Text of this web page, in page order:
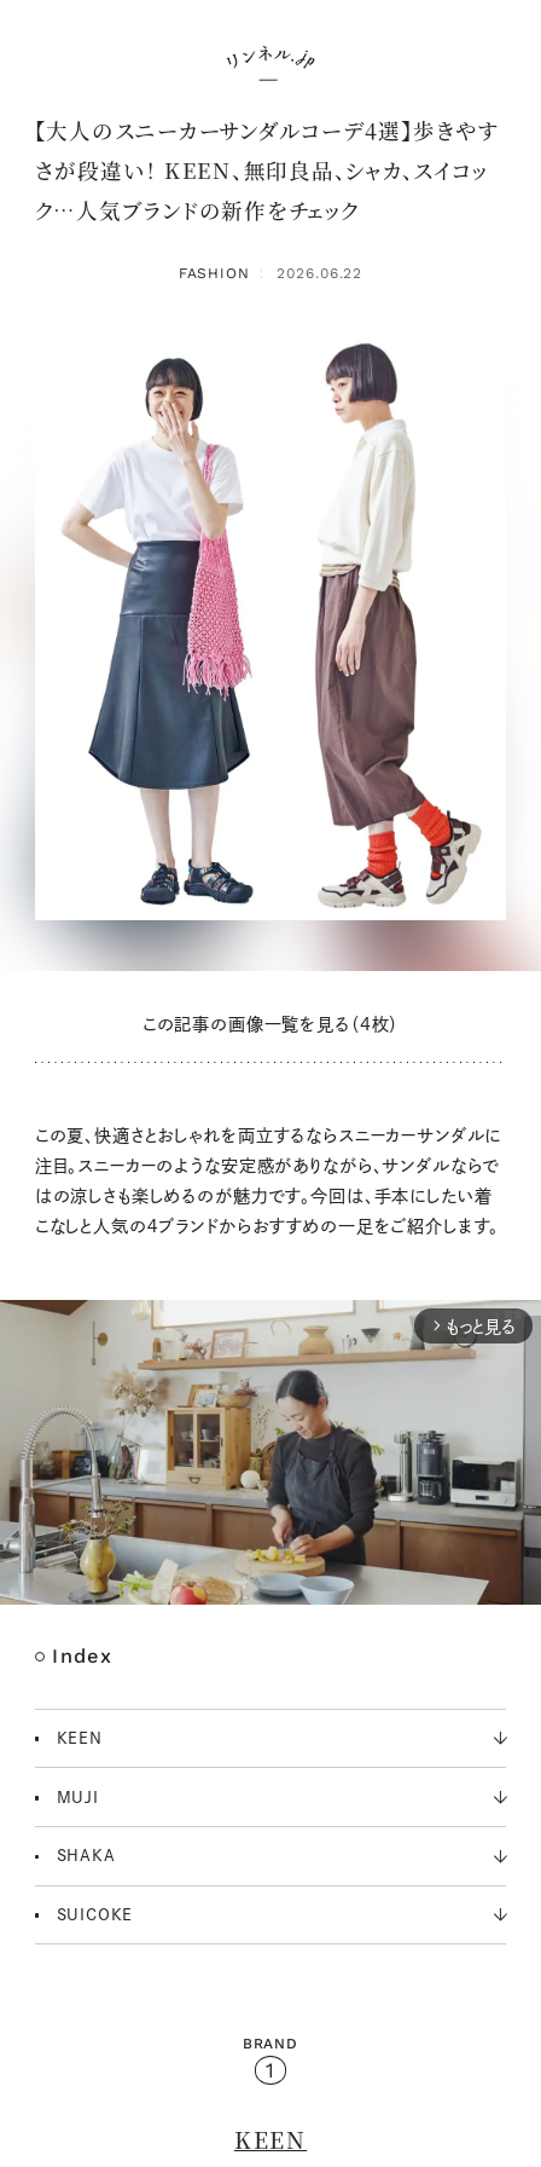
【大人のスニーカーサンダルコーデ4選】歩きやす
さが段違い！ KEEN、無印良品、シャカ、スイコッ
ク…人気ブランドの新作をチェック
FASHION ： 2026.06.22
この記事の画像一覧を見る（4枚）
この夏、快適さとおしゃれを両立するならスニーカーサンダルに
注目。スニーカーのような安定感がありながら、サンダルならで
はの涼しさも楽しめるのが魅力です。今回は、手本にしたい着
こなしと人気の４ブランドからおすすめの一足をご紹介します。
arrow_forward_ios もっと見る
Index
KEEN
MUJI
SHAKA
SUICOKE
BRAND
1
KEEN